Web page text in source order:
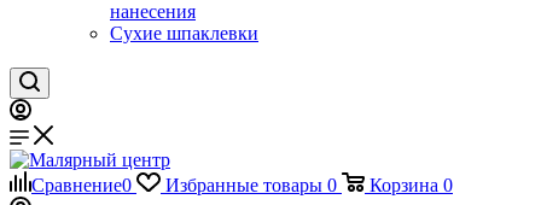
нанесения
Сухие шпаклевки
Сравнение0 Избранные товары 0 Корзина 0